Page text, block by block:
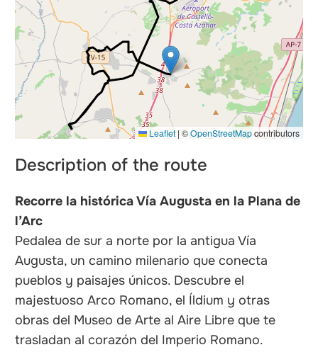
Leaflet | ©OpenStreetMapcontributors
Description of the route
Recorre la histórica Vía Augusta en la Plana de
l’Arc
Pedalea de sur a norte por la antigua Vía
Augusta, un camino milenario que conecta
pueblos y paisajes únicos. Descubre el
majestuoso Arco Romano, el Íldium y otras
obras del Museo de Arte al Aire Libre que te
trasladan al corazón del Imperio Romano.